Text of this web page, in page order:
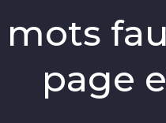
mots
page